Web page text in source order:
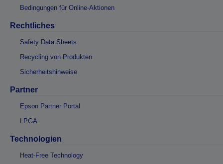
Bedingungen für Online-Aktionen
Rechtliches
Safety Data Sheets
Recycling von Produkten
Sicherheitshinweise
Partner
Epson Partner Portal
LPGA
Technologien
Heat-Free Technology